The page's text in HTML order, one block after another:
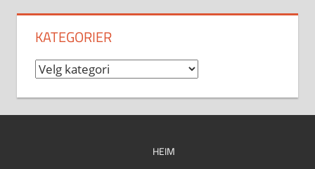
KATEGORIER
Kategorier
HEIM